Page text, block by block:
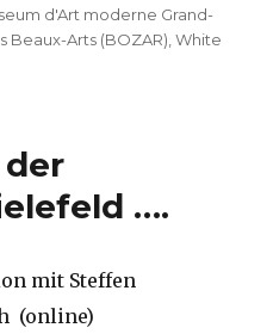
d'Art moderne Grand-
Beaux-Arts (BOZAR) ,White
….
mit Steffen
(online)